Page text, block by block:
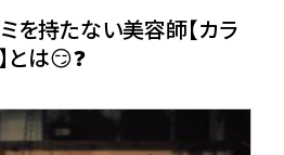
を持たない美容師【カラ
とは😏❓